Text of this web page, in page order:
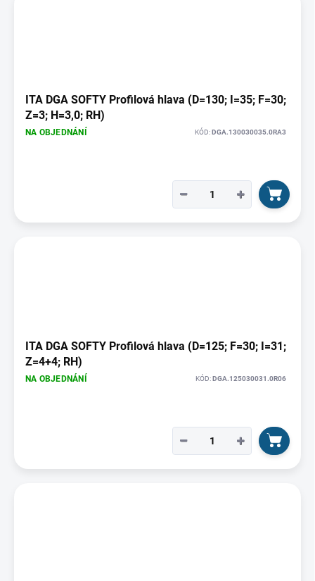
ITA DGA SOFTY Profilová hlava (D=130; I=35; F=30;
Z=3; H=3,0; RH)
NA OBJEDNÁNÍ KÓD:DGA.130030035.0RA3
+
−
ITA DGA SOFTY Profilová hlava (D=125; F=30; I=31;
Z=4+4; RH)
NA OBJEDNÁNÍ KÓD: DGA.125030031.0R06
+
−